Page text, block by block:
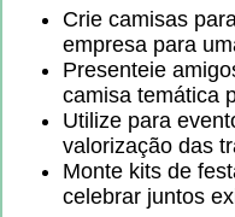
Crie camisas
empresa para
Presenteie
camisa temática
Utilize para
valorização das
Monte kits de
celebrar juntos